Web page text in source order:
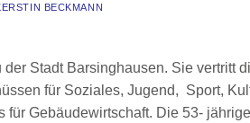
BECKMANN
Stadt Barsinghausen. Sie vertritt
für Soziales, Jugend, Sport,
für Gebäudewirtschaft. Die 53-